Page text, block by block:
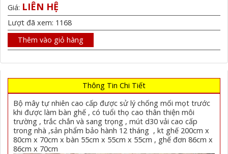
Giá: LIÊN HỆ
Lượt đã xem: 1168
Thêm vào giỏ hàng
Thông Tin Chi Tiết
Bộ mây tự nhiên cao cấp được sử lý chống mối mọt trước
khi được làm bàn ghế , có tuổi thọ cao thân thiện môi
trường , trắc chắn và sang trọng , mút d30 vải cao cấp
trong nhà ,sản phẩm bảo hành 12 tháng , kt ghế 200cm x
80cm x 70cm x bàn 55cm x 55cm x 55cm , ghế đơn 86cm x
86cm x 70cm